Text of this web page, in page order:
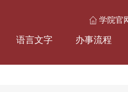
学院官
语言文字 办事流程